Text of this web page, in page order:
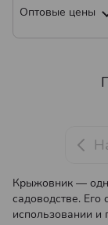
Оптовые цены
Крыжовник —
садоводстве. Его
использовании и